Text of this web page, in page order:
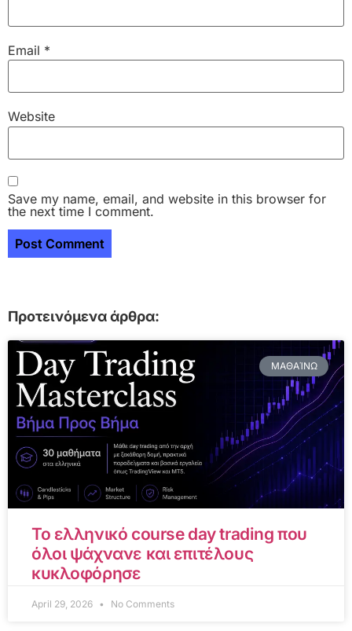
Email *
Website
Save my name, email, and website in this browser for
the next time I comment.
Προτεινόμενα άρθρα:
ΜΑΘΑΊΝΩ
Το ελληνικό course day trading που
όλοι ψάχνανε και επιτέλους
κυκλοφόρησε
April 29, 2026 No Comments